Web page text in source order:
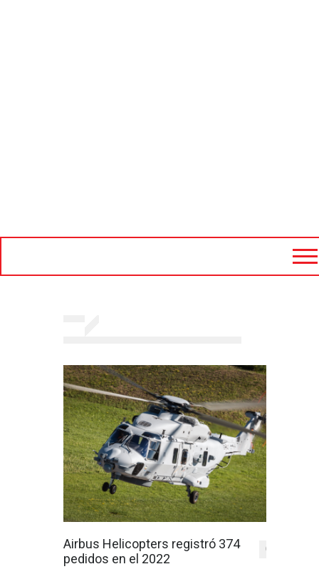
Airbus Helicopters registró 374
pedidos en el 2022
0